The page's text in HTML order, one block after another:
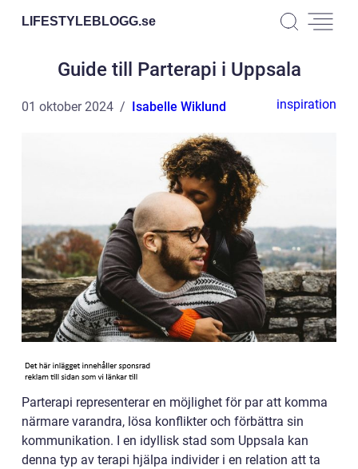
LIFESTYLEBLOGG.se
Guide till Parterapi i Uppsala
01 oktober 2024 Isabelle Wiklund inspiration
Parterapi representerar en möjlighet för par att komma
närmare varandra, lösa konflikter och förbättra sin
kommunikation. I en idyllisk stad som Uppsala kan
denna typ av terapi hjälpa individer i en relation att ta